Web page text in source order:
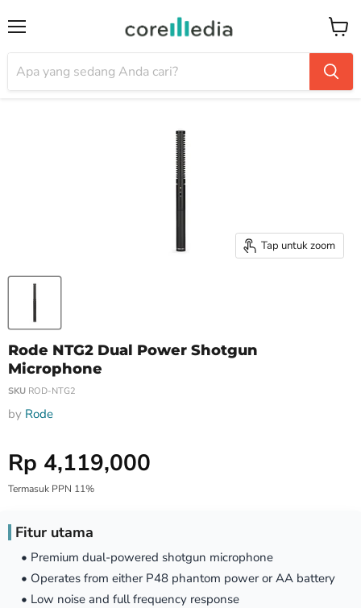
Tap untuk zoom
Rode NTG2 Dual Power Shotgun
Microphone
SKU ROD-NTG2
by Rode
Harga Special
Rp 4,119,000
Termasuk PPN 11%
Fitur utama
• Premium dual-powered shotgun microphone
• Operates from either P48 phantom power or AA battery
• Low noise and full frequency response